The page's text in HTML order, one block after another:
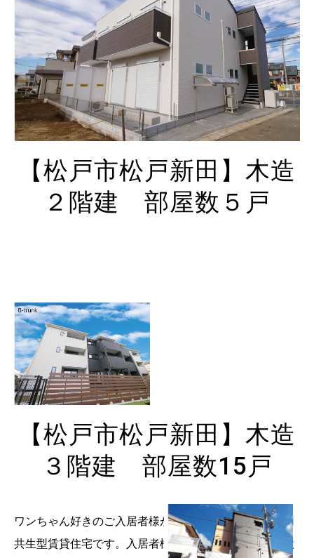
【松戸市松戸新田】木造
２階建 部屋数５戸
【松戸市松戸新田】木造
３階建 部屋数15戸
ワンちゃん好きのご入居者様が集まる、ワンちゃん専用
共生型賃貸住宅です。入居者様専用のドンクランも併設